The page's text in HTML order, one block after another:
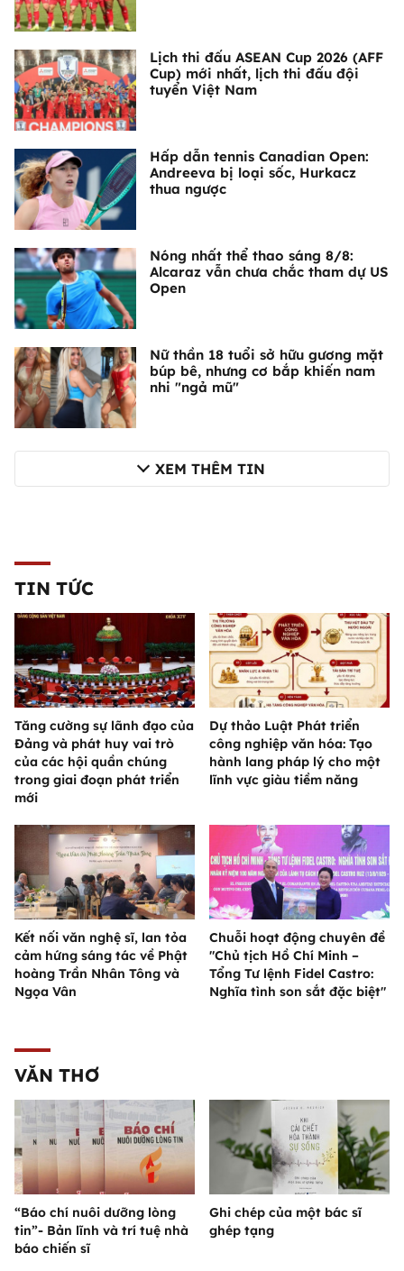
Lịch thi đấu ASEAN Cup 2026 (AFF
Cup) mới nhất, lịch thi đấu đội
tuyển Việt Nam
Hấp dẫn tennis Canadian Open:
Andreeva bị loại sốc, Hurkacz
thua ngược
Nóng nhất thể thao sáng 8/8:
Alcaraz vẫn chưa chắc tham dự US
Open
Nữ thần 18 tuổi sở hữu gương mặt
búp bê, nhưng cơ bắp khiến nam
nhi "ngả mũ"
XEM THÊM TIN
TIN TỨC
Tăng cường sự lãnh đạo của
Đảng và phát huy vai trò
của các hội quần chúng
trong giai đoạn phát triển
mới
Dự thảo Luật Phát triển
công nghiệp văn hóa: Tạo
hành lang pháp lý cho một
lĩnh vực giàu tiềm năng
Kết nối văn nghệ sĩ, lan tỏa
cảm hứng sáng tác về Phật
hoàng Trần Nhân Tông và
Ngọa Vân
Chuỗi hoạt động chuyên đề
"Chủ tịch Hồ Chí Minh –
Tổng Tư lệnh Fidel Castro:
Nghĩa tình son sắt đặc biệt"
VĂN THƠ
“Báo chí nuôi dưỡng lòng
tin”- Bản lĩnh và trí tuệ nhà
báo chiến sĩ
Ghi chép của một bác sĩ
ghép tạng